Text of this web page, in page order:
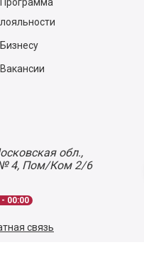
лояльности
Бизнесу
Вакансии
обл.,
№ 4, Пом/Ком 2/6
- 00:00
связь